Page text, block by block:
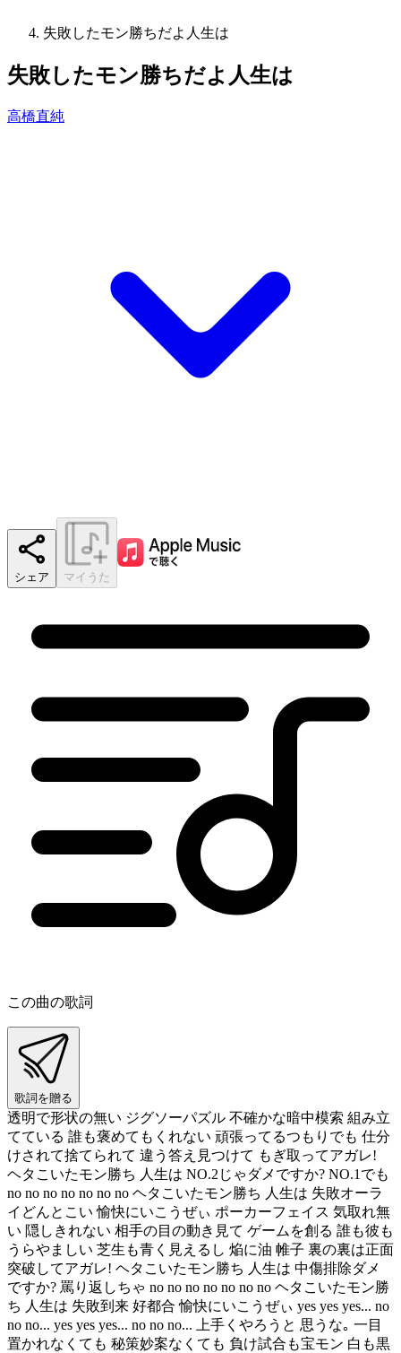
失敗したモン勝ちだよ人生は
失敗したモン勝ちだよ人生は
高橋直純
シェア マイうた
この曲の歌詞
歌詞を贈る
透明で形状の無い ジグソーパズル 不確かな暗中模索 組み立
てている 誰も褒めてもくれない 頑張ってるつもりでも 仕分
けされて捨てられて 違う答え見つけて もぎ取ってアガレ!
ヘタこいたモン勝ち 人生は NO.2じゃダメですか? NO.1でも
no no no no no no no ヘタこいたモン勝ち 人生は 失敗オーラ
イどんとこい 愉快にいこうぜぃ ポーカーフェイス 気取れ無
い 隠しきれない 相手の目の動き見て ゲームを創る 誰も彼も
うらやましい 芝生も青く見えるし 焔に油 帷子 裏の裏は正面
突破してアガレ! ヘタこいたモン勝ち 人生は 中傷排除ダメ
ですか? 罵り返しちゃ no no no no no no no ヘタこいたモン勝
ち 人生は 失敗到来 好都合 愉快にいこうぜぃ yes yes yes... no
no no... yes yes yes... no no no... 上手くやろうと 思うな｡ 一目
置かれなくても 秘策妙案なくても 負け試合も宝モン 白も黒